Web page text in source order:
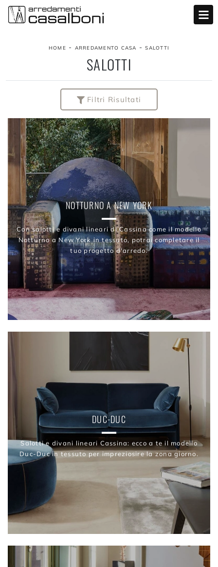
HOME - ARREDAMENTO CASA -SALOTTI
SALOTTI
Filtri Risultati
NOTTURNO A NEW YORK
Con salotti e divani lineari di Cassina come il modello
Notturno a New York in tessuto, potrai completare il
tuo progetto d'arredo.
DUC-DUC
Salotti e divani lineari Cassina: ecco a te il modello
Duc-Duc in tessuto per impreziosire la zona giorno.